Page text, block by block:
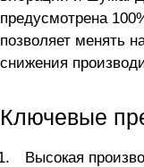
предусмотрена
позволяет менять
снижения
Ключевые
Высокая